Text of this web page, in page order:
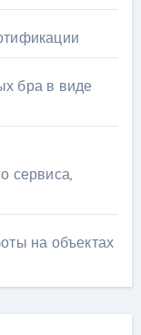
бра в виде
сервиса,
на объектах